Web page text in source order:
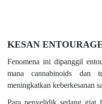
KESAN
Fenomena ini dipanggil
mana cannabinoids dan
meningkatkan keberkesanan